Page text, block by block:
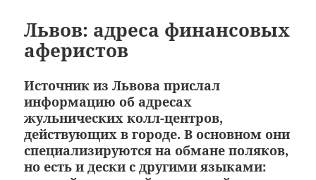
Львов: адреса финансовых
аферистов
Источник из Львова прислал
информацию об адресах
жульнических колл-центров,
действующих в городе. В основном они
специализируются на обмане поляков,
но есть и дески с другими языками: